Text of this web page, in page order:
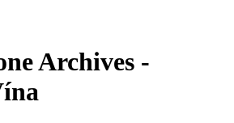
Archives -